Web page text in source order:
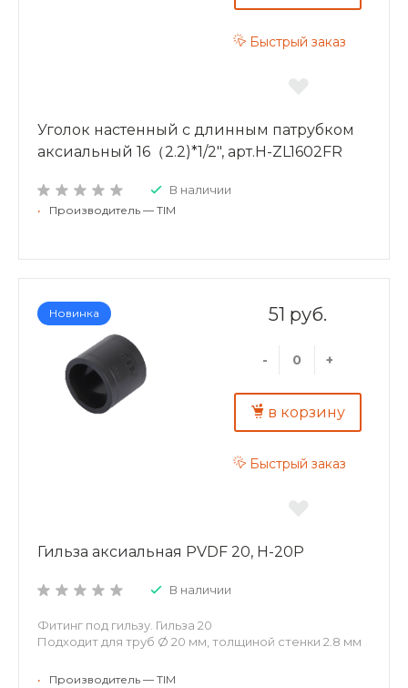
Быстрый заказ
Уголок настенный с длинным патрубком
аксиальный 16（2.2)*1/2", арт.H-ZL1602FR
В наличии
• Производитель — TIM
Новинка 51 руб.
- +
в корзину
Быстрый заказ
Гильза аксиальная PVDF 20, H-20P
В наличии
Фитинг под гильзу. Гильза 20
Подходит для труб Ø 20 мм, толщиной стенки 2.8 мм
• Производитель — TIM